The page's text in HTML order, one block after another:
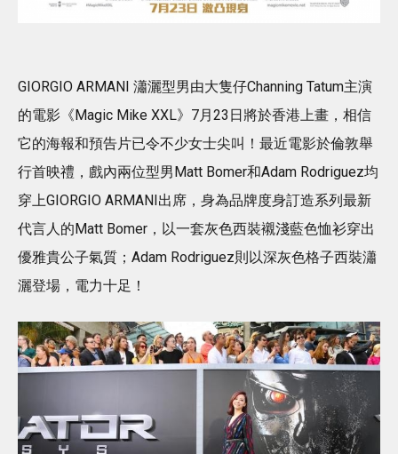
GIORGIO ARMANI 瀟灑型男由大隻仔Channing Tatum主演
的電影《Magic Mike XXL》7月23日將於香港上畫，相信
它的海報和預告片已令不少女士尖叫！最近電影於倫敦舉
行首映禮，戲內兩位型男Matt Bomer和Adam Rodriguez均
穿上GIORGIO ARMANI出席，身為品牌度身訂造系列最新
代言人的Matt Bomer，以一套灰色西裝襯淺藍色恤衫穿出
優雅貴公子氣質；Adam Rodriguez則以深灰色格子西裝瀟
灑登場，電力十足！